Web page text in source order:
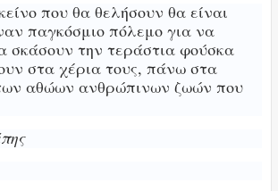
που θα θελήσουν θα είναι
παγκόσμιο πόλεμο για να
σκάσουν την τεράστια φούσκα
στα χέρια τους, πάνω στα
αθώων ανθρώπινων ζωών που